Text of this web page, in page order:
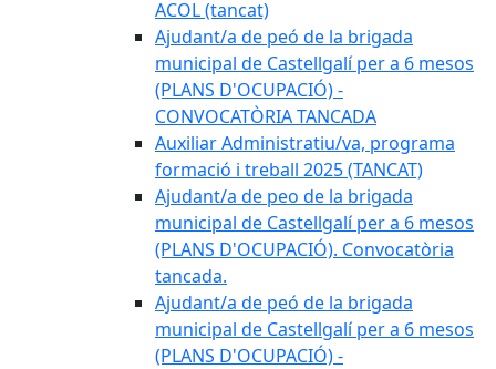
ACOL (tancat)
Ajudant/a de peó de la brigada
municipal de Castellgalí per a 6 mesos
(PLANS D'OCUPACIÓ) -
CONVOCATÒRIA TANCADA
Auxiliar Administratiu/va, programa
formació i treball 2025 (TANCAT)
Ajudant/a de peo de la brigada
municipal de Castellgalí per a 6 mesos
(PLANS D'OCUPACIÓ). Convocatòria
tancada.
Ajudant/a de peó de la brigada
municipal de Castellgalí per a 6 mesos
(PLANS D'OCUPACIÓ) -